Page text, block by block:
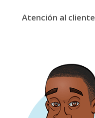
Atención al cliente